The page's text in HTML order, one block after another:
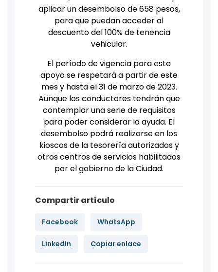
aplicar un desembolso de 658 pesos,
para que puedan acceder al
descuento del 100% de tenencia
vehicular.
El período de vigencia para este
apoyo se respetará a partir de este
mes y hasta el 31 de marzo de 2023.
Aunque los conductores tendrán que
contemplar una serie de requisitos
para poder considerar la ayuda. El
desembolso podrá realizarse en los
kioscos de la tesorería autorizados y
otros centros de servicios habilitados
por el gobierno de la Ciudad.
Compartir artículo
Facebook WhatsApp
LinkedIn Copiar enlace